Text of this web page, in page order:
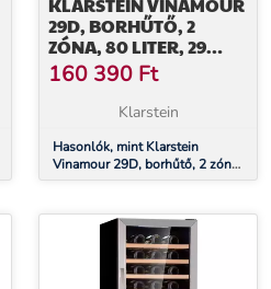
KLARSTEIN VINAMOUR
29D, BORHŰTŐ, 2
ZÓNA, 80 LITER, 29
PALACK, 5 - 22 °C,
ÉRINTÉSVEZÉRLÉS
160 390 Ft
Klarstein
Hasonlók, mint Klarstein
Vinamour 29D, borhűtő, 2 zóna,
80 liter, 29 palack, 5 - 22 °C,